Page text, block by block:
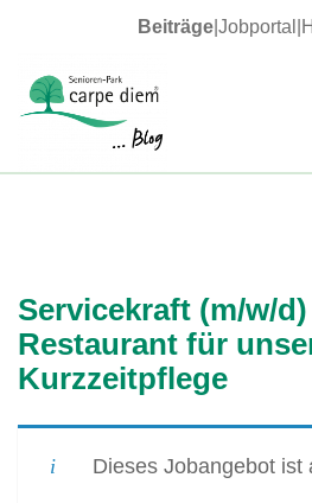
Beiträge| Jobportal
Servicekraft (m/w/
Restaurant für
Kurzzeitpflege
Dieses Jobangebot ist